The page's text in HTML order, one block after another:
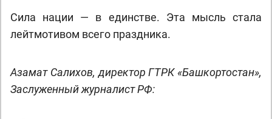
Сила нации — в единстве. Эта мысль стала
лейтмотивом всего праздника.
Азамат Салихов, директор ГТРК «Башкортостан»,
Заслуженный журналист РФ: